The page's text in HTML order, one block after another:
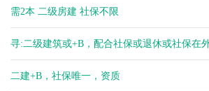
需2本 二级房建 社保不限
寻:二级建筑或+B，配合社保或退休或社保在
二建+B，社保唯一，资质